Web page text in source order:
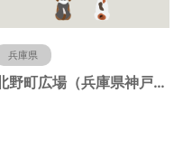
兵庫県
北野町広場（兵庫県神戸市）